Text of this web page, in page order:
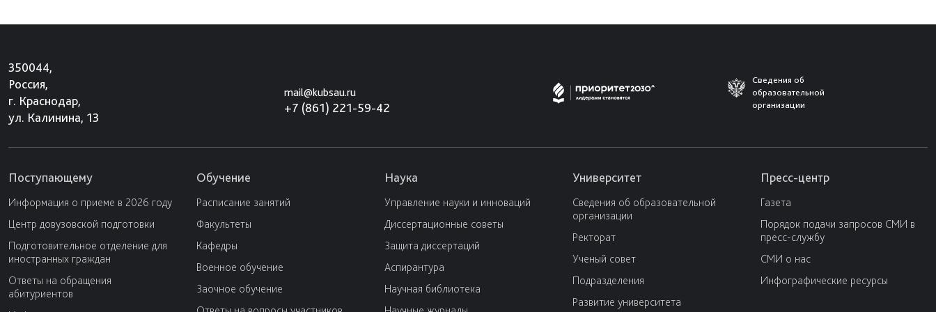
350044,
Россия,
г. Краснодар,
ул. Калинина, 13
mail@kubsau.ru
+7 (861) 221-59-42
Сведения об
образовательной
организации
Поступающему
Информация о приеме в 2026 году
Центр довузовской подготовки
Подготовительное отделение для
иностранных граждан
Ответы на обращения
абитуриентов
Обучение
Расписание занятий
Факультеты
Кафедры
Военное обучение
Заочное обучение
Наука
Управление науки и инноваций
Диссертационные советы
Защита диссертаций
Аспирантура
Научная библиотека
Университет
Сведения об образовательной
организации
Ректорат
Ученый совет
Подразделения
Развитие университета
Пресс-центр
Газета
Порядок подачи запросов СМИ в
пресс-службу
СМИ о нас
Инфографические ресурсы